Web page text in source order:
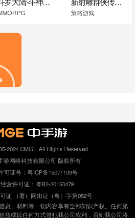
策略游戏
2024 CMGE All Rights Reserved
游网络科技有限公司 版权所有
可证号：粤ICP备15071109号
营许可证：粤B2-20150479
证 （署）网出证（粤）字第052号
息、材料等一切内容享有全部知识产权。任何第
益或以任何方式侵犯我公司权利，否则我公司将